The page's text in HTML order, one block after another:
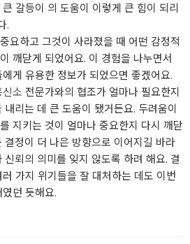
갈등이 의 도움이 이렇게 큰 힘이 되리
.
요하고 그것이 사라졌을 때 어떤 감정적
깨닫게 되었어요. 이 경험을 나누면서
게 유용한 정보가 되었으면 좋겠어요.
소 전문가와의 협조가 얼마나 필요한지
리는 데 큰 도움이 됐거든요. 두려움이
지키는 것이 얼마나 중요한지 다시 깨닫
정이 더 나은 방향으로 이어지길 바라
뢰의 의미를 잊지 않도록 하려 해요. 결
가지 위기들을 잘 대처하는 데도 이번
던 듯해요.